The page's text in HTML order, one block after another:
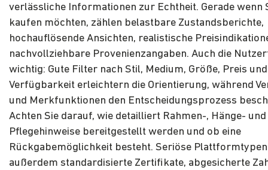
verlässliche Informationen zur Echtheit. Gerade wenn
kaufen möchten, zählen belastbare Zustandsberichte,
hochauflösende Ansichten, realistische
nachvollziehbare Provenienzangaben. Auch die
wichtig: Gute Filter nach Stil, Medium, Größe, Preis und
Verfügbarkeit erleichtern die Orientierung, während
und Merkfunktionen den Entscheidungsprozess
Achten Sie darauf, wie detailliert Rahmen-, Hänge- und
Pflegehinweise bereitgestellt werden und ob eine
Rückgabemöglichkeit besteht. Seriöse
außerdem standardisierte Zertifikate, abgesicherte